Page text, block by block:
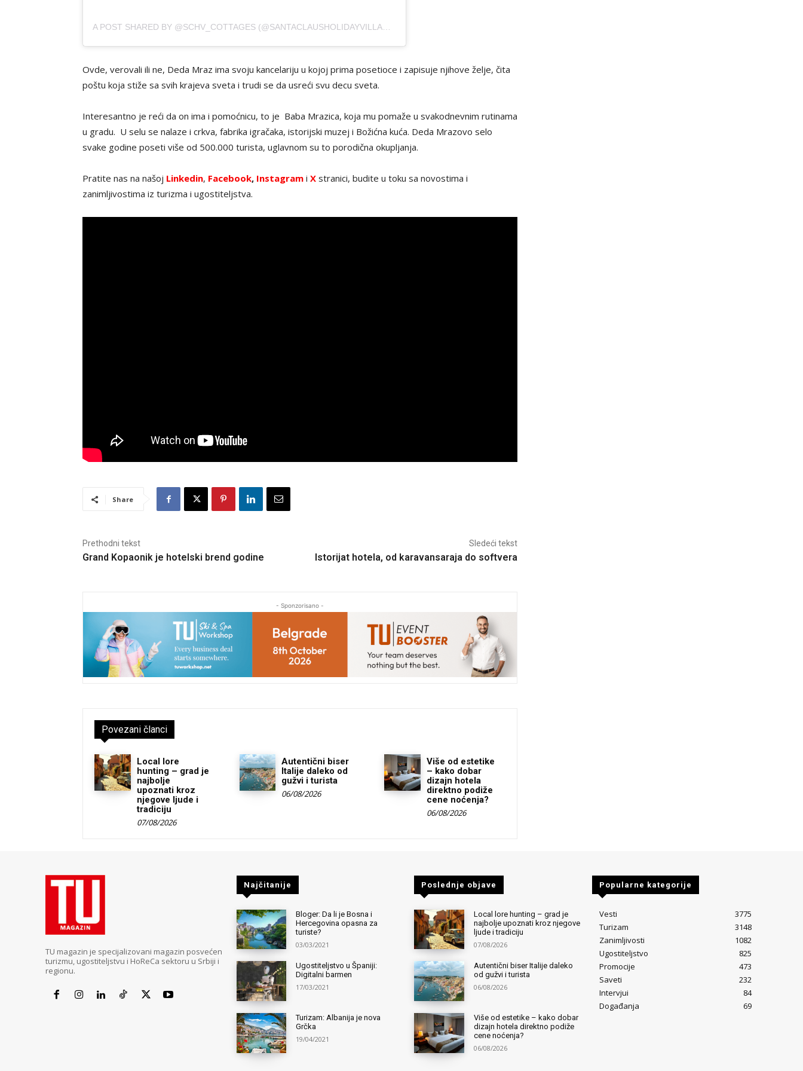
Ovde, verovali ili ne, Deda Mraz ima svoju kancelariju u kojoj prima posetioce i zapisuje njihove želje, čita
poštu koja stiže sa svih krajeva sveta i trudi se da usreći svu decu sveta.
Interesantno je reći da on ima i pomoćnicu, to je Baba Mrazica, koja mu pomaže u svakodnevnim rutinama
u gradu. U selu se nalaze i crkva, fabrika igračaka, istorijski muzej i Božićna kuća. Deda Mrazovo selo
svake godine poseti više od 500.000 turista, uglavnom su to porodična okupljanja.
Pratite nas na našoj Linkedin, Facebook, Instagram i X stranici, budite u toku sa novostima i
zanimljivostima iz turizma i ugostiteljstva.
Share
Prethodni tekst
Grand Kopaonik je hotelski brend godine
Sledeći tekst
Istorijat hotela, od karavansaraja do softvera
- Sponzorisano -
Povezani članci
Local lore
hunting – grad je
najbolje
upoznati kroz
njegove ljude i
tradiciju
07/08/2026
Autentični biser
Italije daleko od
gužvi i turista
06/08/2026
Više od estetike
– kako dobar
dizajn hotela
direktno podiže
cene noćenja?
06/08/2026
TU magazin je specijalizovani magazin posvećen
turizmu, ugostiteljstvu i HoReCa sektoru u Srbiji i
regionu.
Najčitanije
Bloger: Da li je Bosna i
Hercegovina opasna za
turiste?
03/03/2021
Ugostiteljstvo u Španiji:
Digitalni barmen
17/03/2021
Turizam: Albanija je nova
Grčka
19/04/2021
Poslednje objave
Local lore hunting – grad je
najbolje upoznati kroz njegove
ljude i tradiciju
07/08/2026
Autentični biser Italije daleko
od gužvi i turista
06/08/2026
Više od estetike – kako dobar
dizajn hotela direktno podiže
cene noćenja?
06/08/2026
Popularne kategorije
Vesti
3775
Turizam
3148
Zanimljivosti
1082
Ugostiteljstvo
825
Promocije
473
Saveti
232
Intervjui
84
Događanja
69